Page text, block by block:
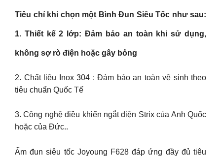
Tiêu chí khi chọn một Bình Đun Siêu Tốc như sau:
1. Thiết kế 2 lớp: Đảm bảo an toàn khi sử dụng,
không sợ rò điện hoặc gây bỏng
2. Chất liệu Inox 304 : Đảm bảo an toàn vệ sinh theo
tiêu chuẩn Quốc Tế
3. Công nghệ điều khiển ngắt điện Strix của Anh Quốc
hoặc của Đức..
Ấm đun siêu tốc Joyoung F628 đáp ứng đầy đủ tiêu